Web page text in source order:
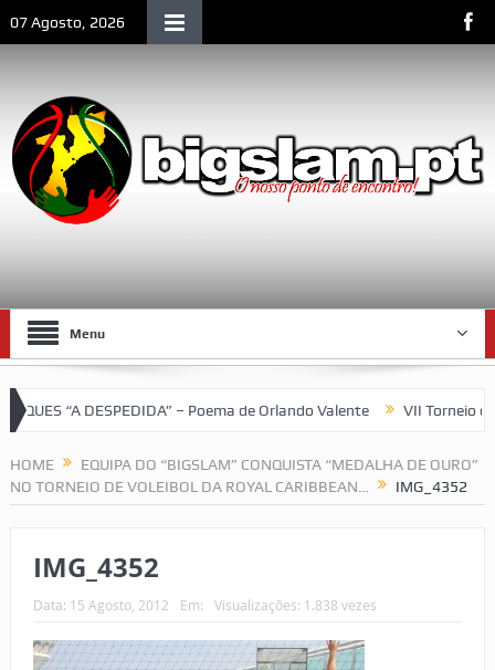
07 Agosto, 2026
Menu
“A DESPEDIDA” – Poema de Orlando Valente VII Torneio das
HOME
EQUIPA DO “BIGSLAM” CONQUISTA “MEDALHA DE OURO”
NO TORNEIO DE VOLEIBOL DA ROYAL CARIBBEAN…
IMG_4352
IMG_4352
Data: 15 Agosto, 2012 Em: Visualizações: 1.838 vezes